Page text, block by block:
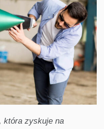
która zyskuje na